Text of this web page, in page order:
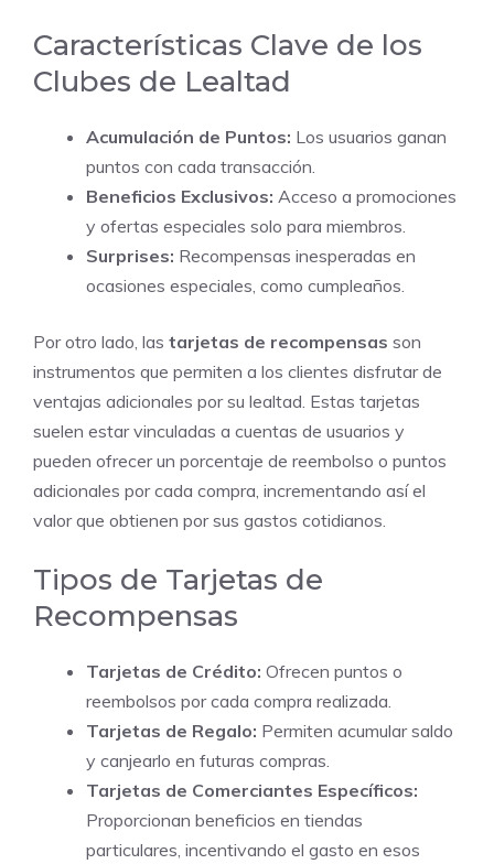
Características Clave de los
Clubes de Lealtad
Acumulación de Puntos: Los usuarios ganan
puntos con cada transacción.
Beneficios Exclusivos: Acceso a promociones
y ofertas especiales solo para miembros.
Surprises: Recompensas inesperadas en
ocasiones especiales, como cumpleaños.
Por otro lado, las tarjetas de recompensas son
instrumentos que permiten a los clientes disfrutar de
ventajas adicionales por su lealtad. Estas tarjetas
suelen estar vinculadas a cuentas de usuarios y
pueden ofrecer un porcentaje de reembolso o puntos
adicionales por cada compra, incrementando así el
valor que obtienen por sus gastos cotidianos.
Tipos de Tarjetas de
Recompensas
Tarjetas de Crédito: Ofrecen puntos o
reembolsos por cada compra realizada.
Tarjetas de Regalo: Permiten acumular saldo
y canjearlo en futuras compras.
Tarjetas de Comerciantes Específicos:
Proporcionan beneficios en tiendas
particulares, incentivando el gasto en esos